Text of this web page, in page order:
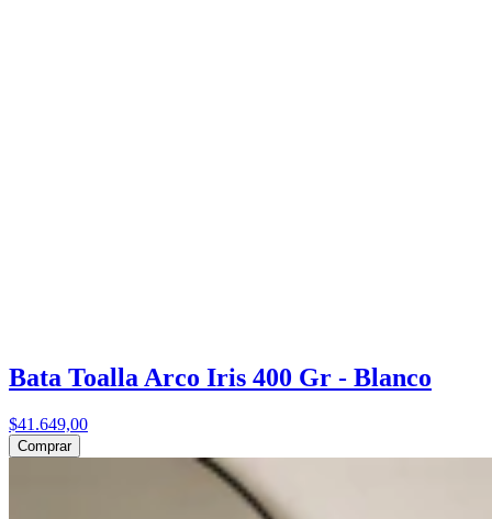
Bata Toalla Arco Iris 400 Gr - Blanco
$41.649,00
Comprar